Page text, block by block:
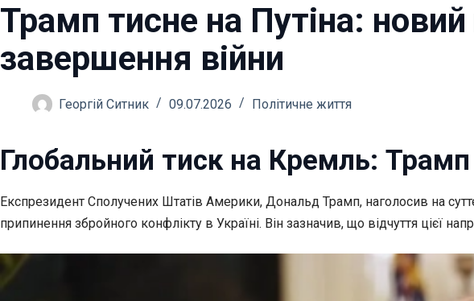
Трамп тисне на Путіна: новий
завершення війни
Георгій Ситник 09.07.2026 Політичне життя
Глобальний тиск на Кремль:
Експрезидент Сполучених Штатів Америки, Дональд Трамп, наголосив на
припинення збройного конфлікту в Україні. Він зазначив, що відчуття цієї